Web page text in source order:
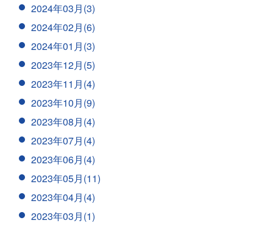
2024年03月(3)
2024年02月(6)
2024年01月(3)
2023年12月(5)
2023年11月(4)
2023年10月(9)
2023年08月(4)
2023年07月(4)
2023年06月(4)
2023年05月(11)
2023年04月(4)
2023年03月(1)